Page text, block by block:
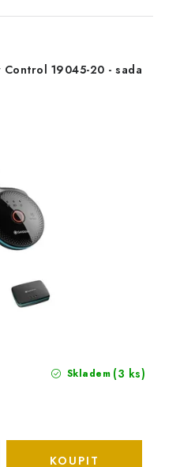
Control 19045-20 - sada
Skladem (3 ks)